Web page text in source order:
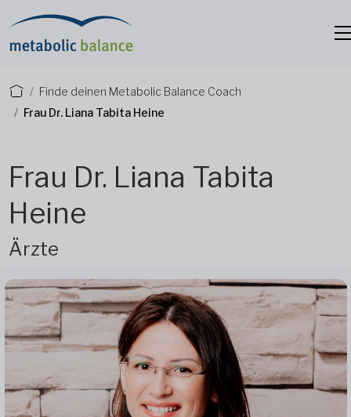
Finde deinen Metabolic Balance Coach
Frau Dr. Liana Tabita Heine
Frau Dr. Liana Tabita
Heine
Ärzte